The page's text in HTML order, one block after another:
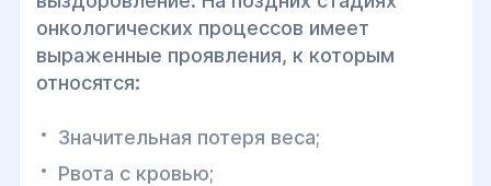
онкологических процессов имеет
выраженные проявления, к которым
относятся:
Значительная потеря веса;
Рвота с кровью;